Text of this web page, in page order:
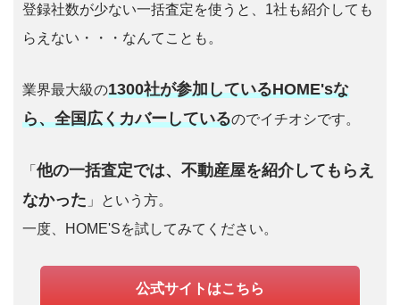
登録社数が少ない一括査定を使うと、1社も紹介しても
らえない・・・なんてことも。
業界最大級の1300社が参加しているHOME'sな
ら、全国広くカバーしているのでイチオシです。
「 他の一括査定では、不動産屋を紹介してもらえ
なかった 」という方。
一度、HOME'Sを試してみてください。
公式サイトはこちら